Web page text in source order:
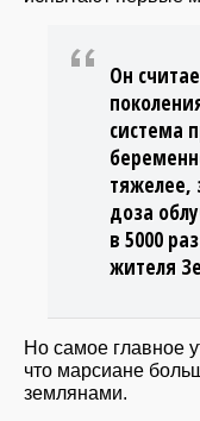
Он
система
тяжелее,
доза
в 5000
жителя
Но самое главное
что марсиане
землянами.